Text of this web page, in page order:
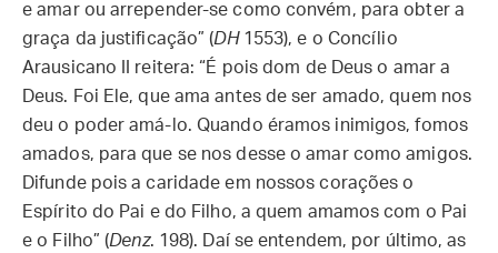
e amar ou arrepender-se como convém, para obter a
graça da justificação” (DH1553), e o Concílio
Arausicano II reitera: “É pois dom de Deus o amar a
Deus. Foi Ele, que ama antes de ser amado, quem nos
deu o poder amá-lo. Quando éramos inimigos, fomos
amados, para que se nos desse o amar como amigos.
Difunde pois a caridade em nossos corações o
Espírito do Pai e do Filho, a quem amamos com o Pai
e o Filho” (Denz. 198). Daí se entendem, por último, as